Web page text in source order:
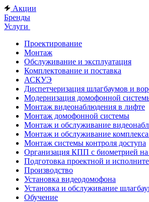
Акции
Бренды
Услуги
Проектирование
Монтаж
Обслуживание и эксплуатация
Комплектование и поставка
АСКУЭ
Диспетчеризация шлагбаумов и
Модернизация домофонной
Монтаж видеонаблюдения в лифте
Монтаж домофонной системы
Монтаж и обслуживание
Монтаж и обслуживание
Монтаж системы контроля доступа
Организация КПП с биометрией
Подготовка проектной и
Производство
Установка видеодомофона
Установка и обслуживание
Обучение